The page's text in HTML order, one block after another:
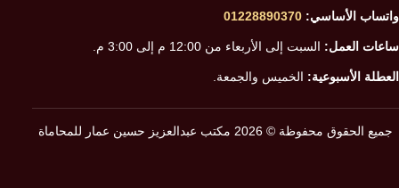
واتساب الأساسي: 01228890370
ساعات العمل: السبت إلى الأربعاء من 12:00 م إلى 3:00 م.
العطلة الأسبوعية: الخميس والجمعة.
جميع الحقوق محفوظة © 2026 مكتب عبدالعزيز حسين عمار للمحاماة